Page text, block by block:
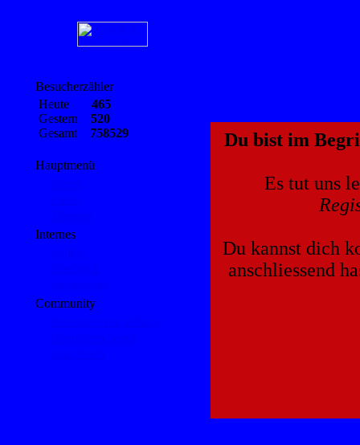
Besucherzähler
Heute 465
Gestern 520
Gesamt 758529
Hauptmenü
Internes
Community
Du bist im
Es tut uns
Du kannst dich
anschliessend